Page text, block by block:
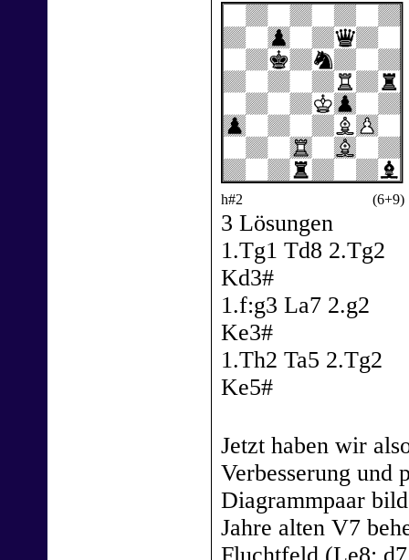
h#2 (6+9)
3 Lösungen
1.Tg1 Td8 2.Tg2
Kd3#
1.f:g3 La7 2.g2
Ke3#
1.Th2 Ta5 2.Tg2
Ke5#
Jetzt haben wir
Verbesserung und
Diagrammpaar
Jahre alten V7